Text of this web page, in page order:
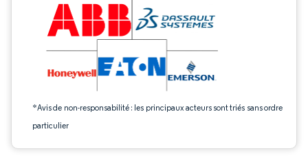
*Avis de non-responsabilité : les principaux acteurs sont triés sans ordre
particulier